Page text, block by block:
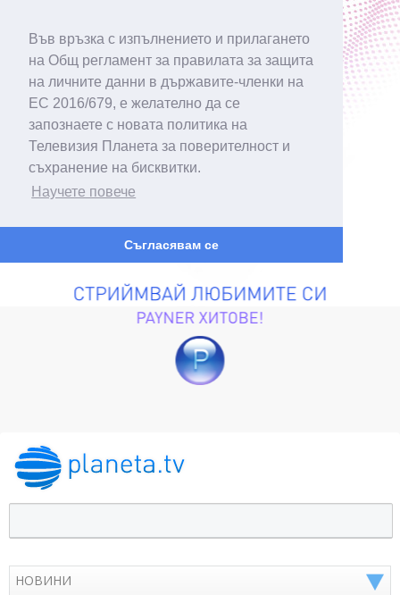
Във връзка с изпълнението и прилагането
на Общ регламент за правилата за защита
на личните данни в държавите-членки на
ЕС 2016/679, е желателно да се
запознаете с новата политика на
Телевизия Планета за поверителност и
съхранение на бисквитки.
Научете повече
Съгласявам се